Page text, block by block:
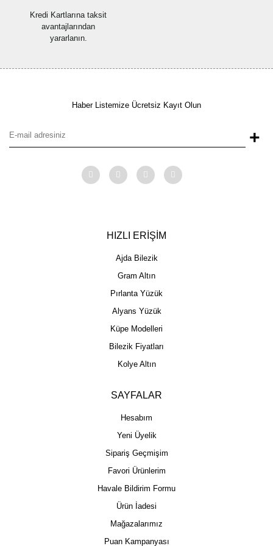
Kredi Kartlarına taksit
avantajlarından
yararlanın.
Haber Listemize Ücretsiz Kayıt Olun
+
HIZLI ERİŞİM
Ajda Bilezik
Gram Altın
Pırlanta Yüzük
Alyans Yüzük
Küpe Modelleri
Bilezik Fiyatları
Kolye Altın
SAYFALAR
Hesabım
Yeni Üyelik
Sipariş Geçmişim
Favori Ürünlerim
Havale Bildirim Formu
Ürün İadesi
Mağazalarımız
Puan Kampanyası